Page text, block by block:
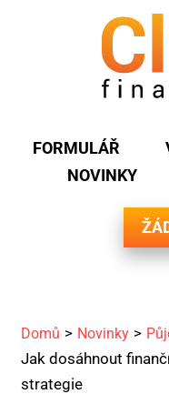
FORMULÁŘ
NOVINKY
Domů Novinky
Jak dosáhnout
strategie